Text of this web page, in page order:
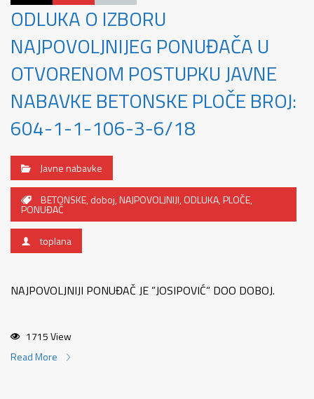
ODLUKA O IZBORU
NAJPOVOLJNIJEG PONUĐAČA U
OTVORENOM POSTUPKU JAVNE
NABAVKE BETONSKE PLOČE BROJ:
604-1-1-106-3-6/18
Javne nabavke
BETONSKE,doboj,NAJPOVOLJNIJI,ODLUKA,PLOČE,
PONUĐAČ
toplana
NAJPOVOLJNIJI PONUĐAČ JE ”JOSIPOVIĆ” DOO DOBOJ.
1715 View
Read More